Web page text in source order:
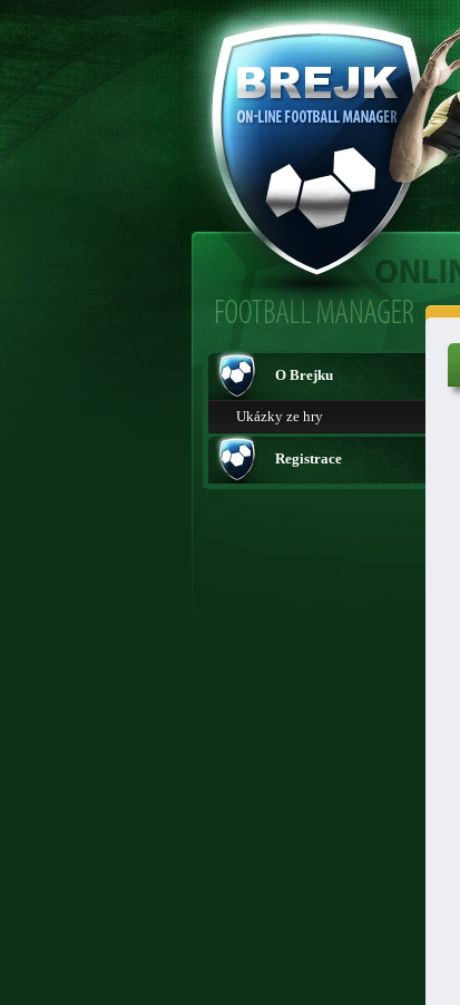
O Brejku
Ukázky ze hry
Registrace